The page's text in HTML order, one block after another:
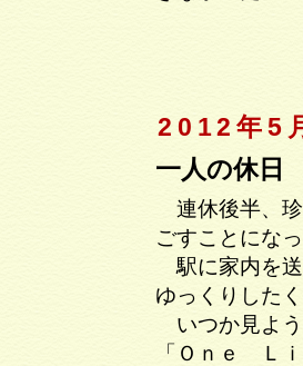
2012年5
一人の休日
連休後半、珍
ごすことにな
駅に家内を送
ゆっくりした
いつか見よう
「Ｏｎｅ Ｌ